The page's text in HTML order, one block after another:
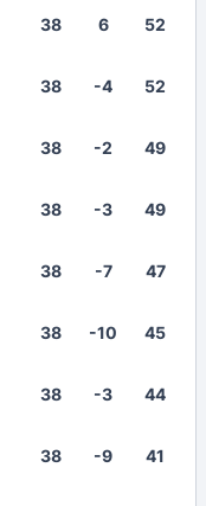
38 6 52
38 -4 52
38 -2 49
38 -3 49
38 -7 47
38 -10 45
38 -3 44
38 -9 41